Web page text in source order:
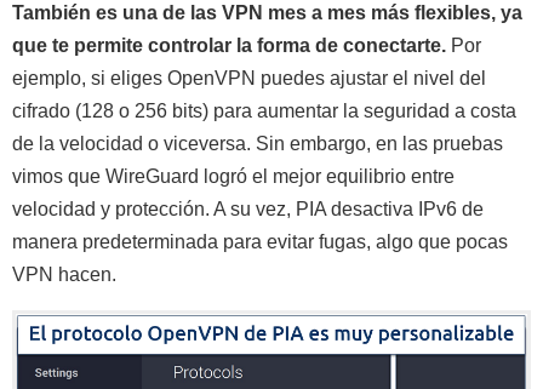
También es una de las VPN mes a mes más flexibles, ya
que te permite controlar la forma de conectarte. Por
ejemplo, si eliges OpenVPN puedes ajustar el nivel del
cifrado (128 o 256 bits) para aumentar la seguridad a costa
de la velocidad o viceversa. Sin embargo, en las pruebas
vimos que WireGuard logró el mejor equilibrio entre
velocidad y protección. A su vez, PIA desactiva IPv6 de
manera predeterminada para evitar fugas, algo que pocas
VPN hacen.